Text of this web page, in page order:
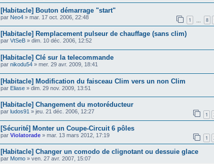
[Habitacle] Bouton démarrage "start"
par Neo4 » mar. 17 oct. 2006, 22:48 1 8
[Habitacle] Remplacement pulseur de chauffage (sans clim)
par VtSeB » dim. 10 déc. 2006, 12:52
[Habitacle] Clé sur la telecommande
par nikodu54 » mer. 29 avr. 2009, 18:41
[Habitacle] Modification du faisceau Clim vers un non Clim
par Eliase » dim. 29 nov. 2009, 13:51
[Habitacle] Changement du motoréducteur
par ludos91 » jeu. 21 déc. 2006, 12:27 1
[Sécurité] Monter un Coupe-Circuit 6 pôles
par Violatorade » mar. 13 mars 2012, 17:19 1
[Habitacle] Changer un comodo de clignotant ou dessuie glace
par Momo » ven. 27 avr. 2007, 15:07